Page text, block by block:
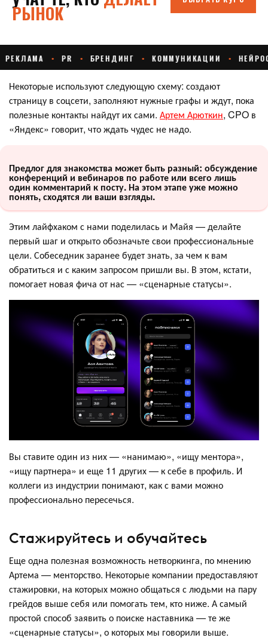
Некоторые используют следующую схему: создают
страницу в соцсети, заполняют нужные графы и ждут, пока
полезные контакты найдут их сами. Артем Арюткин, CPO в
«Яндекс» говорит, что ждать чудес не надо.
Предлог для знакомства может быть разный: обсуждение
конференций и вебинаров по работе или всего лишь
один комментарий к посту. На этом этапе уже можно
понять, сходятся ли ваши взгляды.
Этим лайфхаком с нами поделилась и Майя — делайте
первый шаг и открыто обозначьте свои профессиональные
цели. Собеседник заранее будет знать, за чем к вам
обратиться и с каким запросом пришли вы. В этом, кстати,
помогает новая фича от нас — «сценарные статусы».
Вы ставите один из них — «нанимаю», «ищу ментора»,
«ищу партнера» и еще 11 других — к себе в профиль. И
коллеги из индустрии понимают, как с вами можно
профессионально пересечься.
Стажируйтесь и обучайтесь
Еще одна полезная возможность нетворкинга, по мнению
Артема — менторство. Некоторые компании предоставляют
стажировки, на которых можно общаться с людьми на пару
грейдов выше себя или помогать тем, кто ниже. А самый
простой способ заявить о поиске наставника — те же
«сценарные статусы», о которых мы говорили выше.